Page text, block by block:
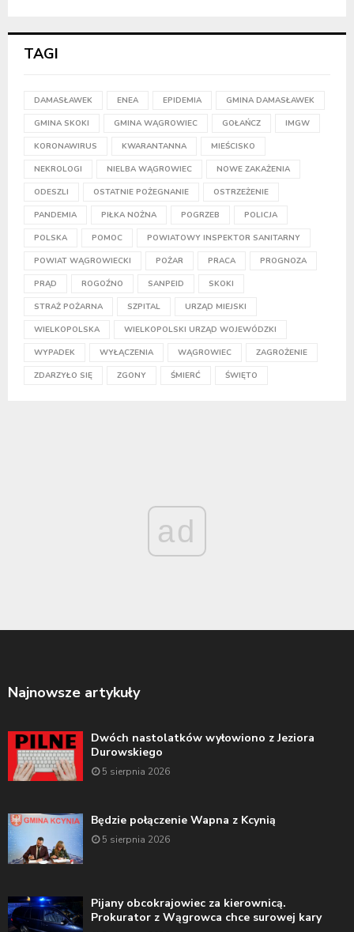
TAGI
DAMASŁAWEK ENEA EPIDEMIA GMINA DAMASŁAWEK
GMINA SKOKI GMINA WĄGROWIEC GOŁAŃCZ IMGW
KORONAWIRUS KWARANTANNA MIEŚCISKO
NEKROLOGI NIELBA WĄGROWIEC NOWE ZAKAŻENIA
ODESZLI OSTATNIE POŻEGNANIE OSTRZEŻENIE
PANDEMIA PIŁKA NOŻNA POGRZEB POLICJA
POLSKA POMOC POWIATOWY INSPEKTOR SANITARNY
POWIAT WĄGROWIECKI POŻAR PRACA PROGNOZA
PRĄD ROGOŹNO SANPEID SKOKI
STRAŻ POŻARNA SZPITAL URZĄD MIEJSKI
WIELKOPOLSKA WIELKOPOLSKI URZĄD WOJEWÓDZKI
WYPADEK WYŁĄCZENIA WĄGROWIEC ZAGROŻENIE
ZDARZYŁO SIĘ ZGONY ŚMIERĆ ŚWIĘTO
ad
Najnowsze artykuły
Dwóch nastolatków wyłowiono z Jeziora
Durowskiego
5 sierpnia 2026
Będzie połączenie Wapna z Kcynią
5 sierpnia 2026
Pijany obcokrajowiec za kierownicą.
Prokurator z Wągrowca chce surowej kary